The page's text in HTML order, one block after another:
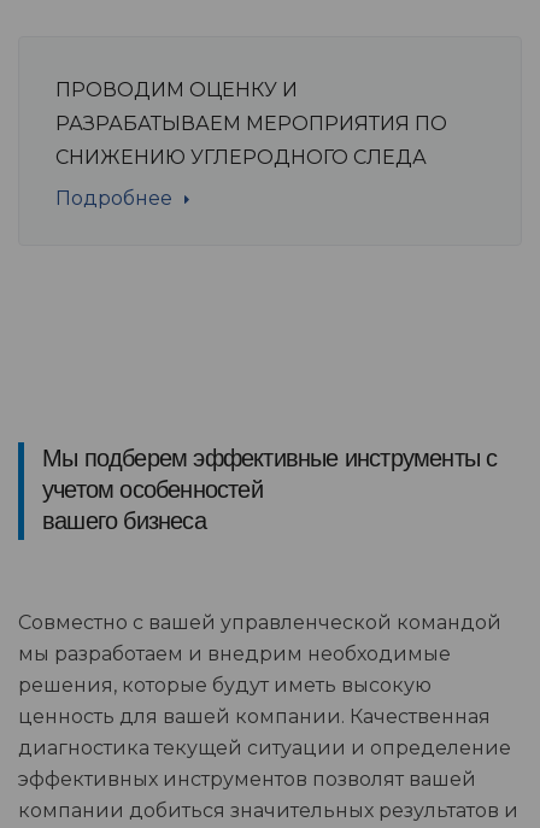
ПРОВОДИМ ОЦЕНКУ И
РАЗРАБАТЫВАЕМ МЕРОПРИЯТИЯ ПО
СНИЖЕНИЮ УГЛЕРОДНОГО СЛЕДА
Подробнее
Мы подберем эффективные инструменты с
учетом особенностей
вашего бизнеса
Совместно с вашей управленческой командой
мы разработаем и внедрим необходимые
решения, которые будут иметь высокую
ценность для вашей компании. Качественная
диагностика текущей ситуации и определение
эффективных инструментов позволят вашей
компании добиться значительных результатов и